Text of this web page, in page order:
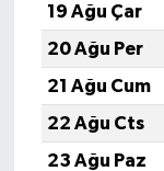
19 Ağu Çar
20 Ağu Per
21 Ağu Cum
22 Ağu Cts
23 Ağu Paz